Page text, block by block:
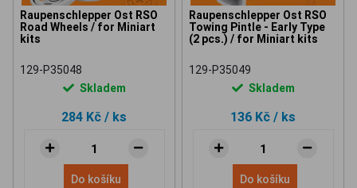
Raupenschlepper Ost RSO
Road Wheels / for Miniart
kits
129-P35048
Skladem
284 Kč / ks
Do košíku
Raupenschlepper Ost RSO
Towing Pintle - Early Type
(2 pcs.) / for Miniart kits
129-P35049
Skladem
136 Kč / ks
Do košíku